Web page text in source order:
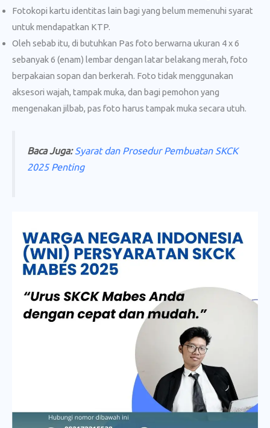
Fotokopi kartu identitas lain bagi yang belum memenuhi syarat
untuk mendapatkan KTP.
Oleh sebab itu, di butuhkan Pas foto berwarna ukuran 4 x 6
sebanyak 6 (enam) lembar dengan latar belakang merah, foto
berpakaian sopan dan berkerah. Foto tidak menggunakan
aksesori wajah, tampak muka, dan bagi pemohon yang
mengenakan jilbab, pas foto harus tampak muka secara utuh.
Baca Juga:Syarat dan Prosedur Pembuatan SKCK
2025 Penting